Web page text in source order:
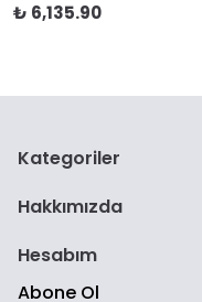
₺ 6,135.90
Kategoriler
Hakkımızda
Hesabım
Abone Ol